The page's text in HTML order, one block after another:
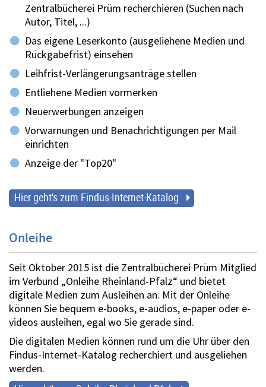
Zentralbücherei Prüm recherchieren (Suchen nach
Autor, Titel, ...)
Das eigene Leserkonto (ausgeliehene Medien und
Rückgabefrist) einsehen
Leihfrist-Verlängerungsanträge stellen
Entliehene Medien vormerken
Neuerwerbungen anzeigen
Vorwarnungen und Benachrichtigungen per Mail
einrichten
Anzeige der "Top20"
Hier geht's zum Findus-Internet-Katalog
Onleihe
Seit Oktober 2015 ist die Zentralbücherei Prüm Mitglied
im Verbund „Onleihe Rheinland-Pfalz“ und bietet
digitale Medien zum Ausleihen an. Mit der Onleihe
können Sie bequem e-books, e-audios, e-paper oder e-
videos ausleihen, egal wo Sie gerade sind.
Die digitalen Medien können rund um die Uhr über den
Findus-Internet-Katalog recherchiert und ausgeliehen
werden.